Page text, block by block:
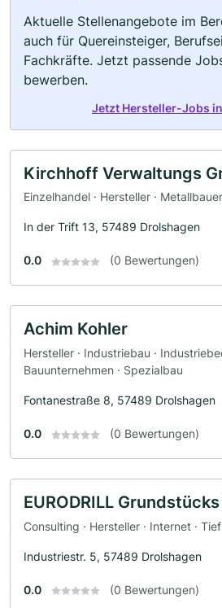
Aktuelle Stellenangebote im
auch für Quereinsteiger,
Fachkräfte. Jetzt passende
bewerben.
Jetzt Hersteller-Jobs
Kirchhoff Verwaltungs
Einzelhandel · Hersteller · Metallbauer
In der Trift 13, 57489 Drolshagen
0.0 (0 Bewertungen)
Achim Kohler
Hersteller · Industriebau ·
Bauunternehmen · Spezialbau
Fontanestraße 8, 57489 Drolshagen
0.0 (0 Bewertungen)
EURODRILL
Consulting · Hersteller · Internet ·
Industriestr. 5, 57489 Drolshagen
0.0 (0 Bewertungen)